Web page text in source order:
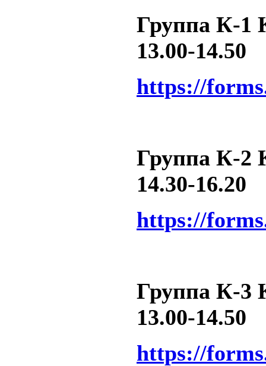
Группа К-1
13.00-14.50
https://
Группа К-2
14.30-16.20
https://
Группа К-3
13.00-14.50
https://